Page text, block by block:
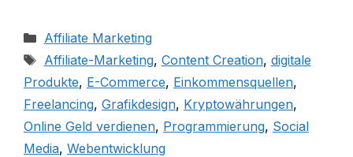
Kategorien
Affiliate Marketing
Schlagwörter
Affiliate-Marketing, Content Creation, digitale
Produkte, E-Commerce, Einkommensquellen,
Freelancing, Grafikdesign, Kryptowährungen,
Online Geld verdienen, Programmierung, Social
Media, Webentwicklung